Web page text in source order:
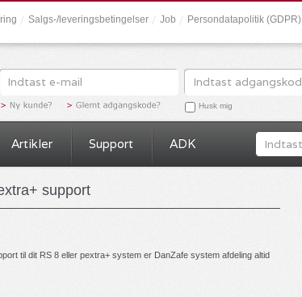
Husk mig
Salgs-/leveringsbetingelser Job Persondatapolitik (GDPR)
Artikler Support ADK
support
til dit RS 8 eller pextra+ system er DanZafe system afdeling altid